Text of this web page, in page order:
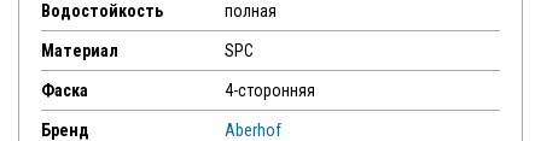
Водостойкость полная
Материал SPC
Фаска 4-сторонняя
Бренд Aberhof